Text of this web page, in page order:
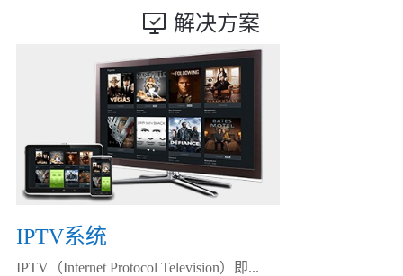
解决方案
IPTV系统
IPTV（Internet Protocol Television）即...